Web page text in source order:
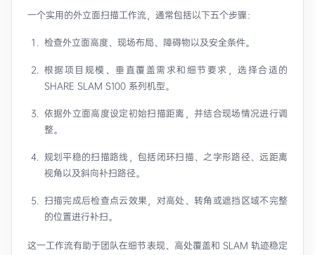
一个实用的外立面扫描工作流，通常包括以下五个步骤：
检查外立面高度、现场布局、障碍物以及安全条件。
根据项目规模、垂直覆盖需求和细节要求，选择合适的
SHARE SLAM S100 系列机型。
依据外立面高度设定初始扫描距离，并结合现场情况进行调
整。
规划平稳的扫描路线，包括闭环扫描、之字形路径、远距离
视角以及斜向补扫路径。
扫描完成后检查点云效果，对高处、转角或遮挡区域不完整
的位置进行补扫。
这一工作流有助于团队在细节表现、高处覆盖和 SLAM 轨迹稳定